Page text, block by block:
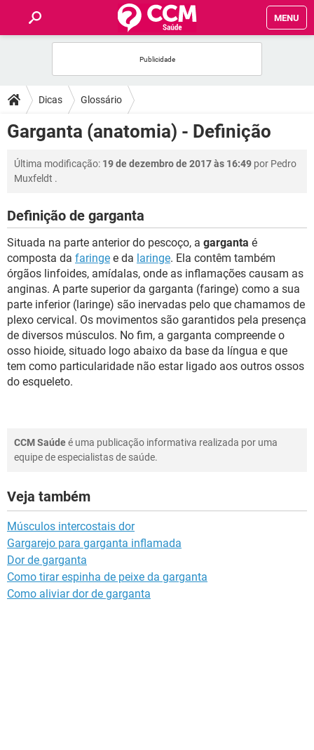
MENU
FÓRUM
SAÚDE
FAMÍLIA
SEXUALIDADE
GLOSSÁRIO
Dicas Glossário
Garganta (anatomia) - Definição
Última modificação: 19 de dezembro de 2017 às 16:49 por Pedro
Muxfeldt .
Definição de garganta
Situada na parte anterior do pescoço, a garganta é
composta da faringe e da laringe. Ela contêm também
órgãos linfoides, amídalas, onde as inflamações causam as
anginas. A parte superior da garganta (faringe) como a sua
parte inferior (laringe) são inervadas pelo que chamamos de
plexo cervical. Os movimentos são garantidos pela presença
de diversos músculos. No fim, a garganta compreende o
osso hioide, situado logo abaixo da base da língua e que
tem como particularidade não estar ligado aos outros ossos
do esqueleto.
CCM Saúdeé uma publicação informativa realizada por uma
equipe de especialistas de saúde.
Veja também
Músculos intercostais dor
Gargarejo para garganta inflamada
Dor de garganta
Como tirar espinha de peixe da garganta
Como aliviar dor de garganta